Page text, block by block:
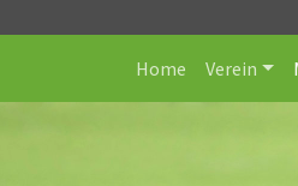
Home Verein